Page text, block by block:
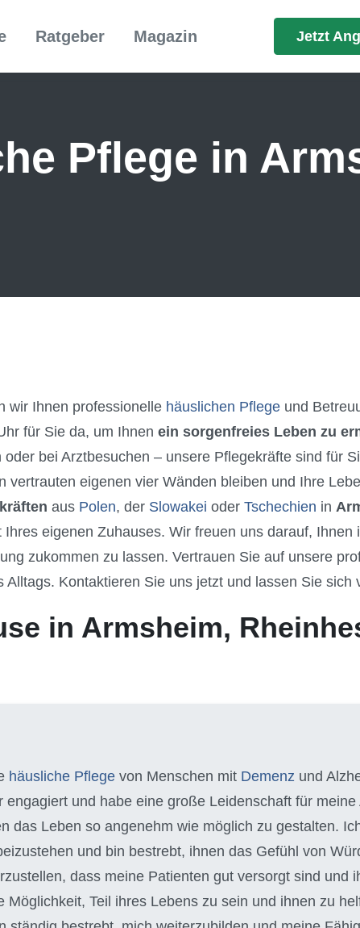
Ratgeber Magazin Jetzt
Pflege in
wir Ihnen professionelle häuslichen Pflege und
für Sie da, um Ihnen ein sorgenfreies Leben zu
bei Arztbesuchen – unsere Pflegekräfte sind für
vertrauten eigenen vier Wänden bleiben und Ihre
aus Polen, der Slowakei oder Tschechien in
eigenen Zuhauses. Wir freuen uns darauf, Ihnen
zukommen zu lassen. Vertrauen Sie auf unsere
Kontaktieren Sie uns jetzt und lassen Sie sich
in Armsheim,
häusliche Pflege von Menschen mit Demenz und
und habe eine große Leidenschaft für
das Leben so angenehm wie möglich zu gestalten.
und bin bestrebt, ihnen das Gefühl von
dass meine Patienten gut versorgt sind und
Teil ihres Lebens zu sein und ihnen zu